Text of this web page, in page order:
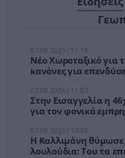
Νέο Χωροταξικό για
κανόνες για
Στην Εισαγγελία η
για τον φονικό
Η Καλλιμάνη θύμωσε
λουλούδια: Του τα